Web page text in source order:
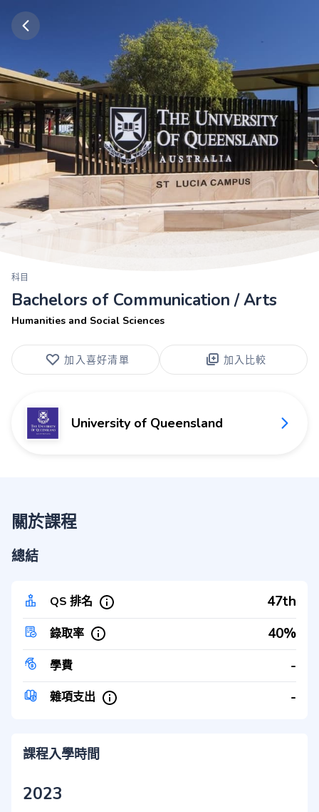
科目
Bachelors of Communication / Arts
Humanities and Social Sciences
加入喜好清單 加入比較
University of Queensland
關於課程
總結
QS 排名 47th
錄取率 40%
學費 -
雜項支出 -
課程入學時間
2023